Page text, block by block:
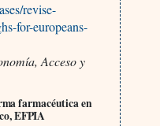
revise-
for-europeans-
Acceso y
farmacéutica en
EFPIA